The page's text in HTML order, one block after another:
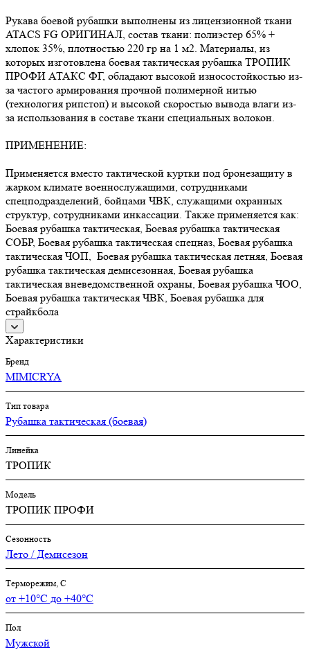
Рукава боевой рубашки выполнены из лицензионной ткани
ATACS FG ОРИГИНАЛ, состав ткани: полиэстер 65% +
хлопок 35%, плотностью 220 гр на 1 м2. Материалы, из
которых изготовлена боевая тактическая рубашка ТРОПИК
ПРОФИ АТАКС ФГ, обладают высокой износостойкостью из-
за частого армирования прочной полимерной нитью
(технология рипстоп) и высокой скоростью вывода влаги из-
за использования в составе ткани специальных волокон.
ПРИМЕНЕНИЕ:
Применяется вместо тактической куртки под бронезащиту в
жарком климате военнослужащими, сотрудниками
спецподразделений, бойцами ЧВК, служащими охранных
структур, сотрудниками инкассации. Также применяется как:
Боевая рубашка тактическая, Боевая рубашка тактическая
СОБР, Боевая рубашка тактическая спецназ, Боевая рубашка
тактическая ЧОП, Боевая рубашка тактическая летняя, Боевая
рубашка тактическая демисезонная, Боевая рубашка
тактическая вневедомственной охраны, Боевая рубашка ЧОО,
Боевая рубашка тактическая ЧВК, Боевая рубашка для
страйкбола
Характеристики
Бренд
MIMICRYA
Тип товара
Рубашка тактическая (боевая)
Линейка
ТРОПИК
Модель
ТРОПИК ПРОФИ
Сезонность
Лето / Демисезон
Терморежим, C
от +10°С до +40°С
Пол
Мужской